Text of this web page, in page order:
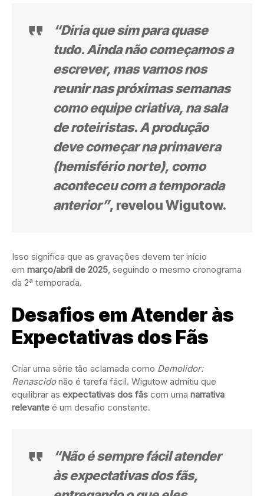
“Diria que sim para quase
tudo. Ainda não começamos a
escrever, mas vamos nos
reunir nas próximas semanas
como equipe criativa, na sala
de roteiristas. A produção
deve começar na primavera
(hemisfério norte), como
aconteceu com a temporada
anterior”, revelou Wigutow.
Isso significa que as gravações devem ter início
em março/abril de 2025, seguindo o mesmo cronograma
da 2ª temporada.
Desafios em Atender às
Expectativas dos Fãs
Criar uma série tão aclamada como Demolidor:
Renascidonão é tarefa fácil. Wigutow admitiu que
equilibrar as expectativas dos fãs com uma narrativa
relevante é um desafio constante.
“Não é sempre fácil atender
às expectativas dos fãs,